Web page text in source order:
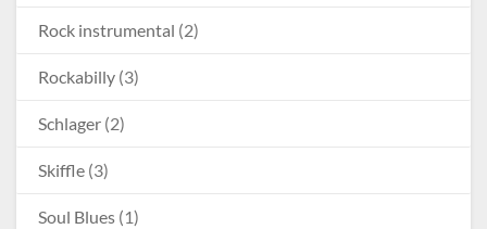
Rock instrumental (2)
Rockabilly (3)
Schlager (2)
Skiffle (3)
Soul Blues (1)